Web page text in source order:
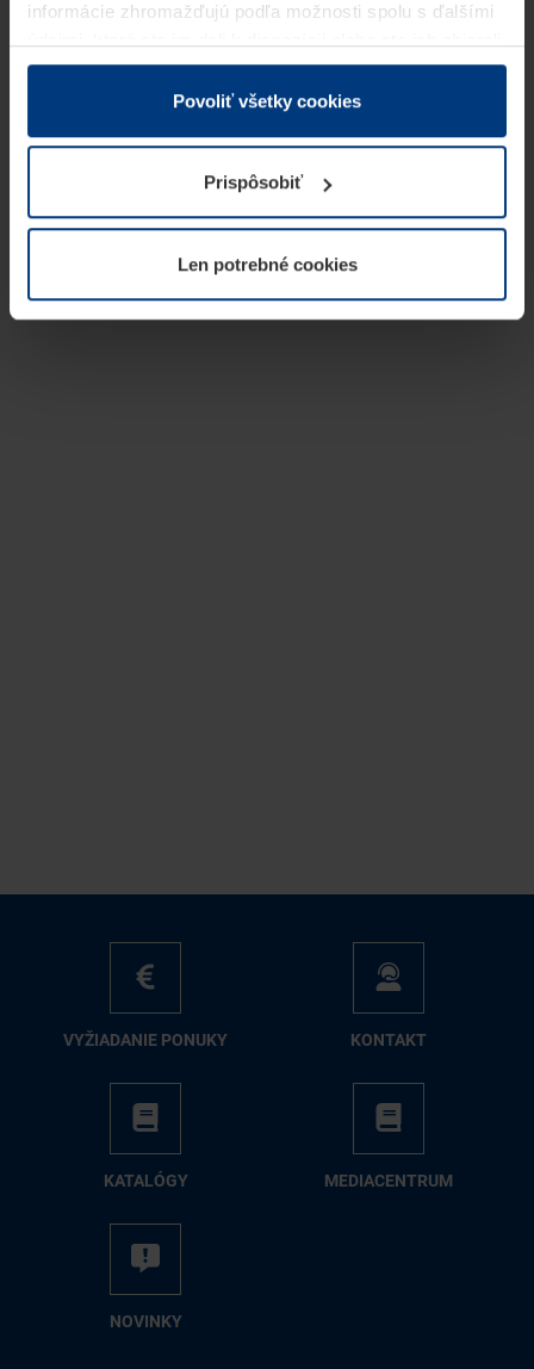
informácie zhromažďujú podľa možnosti spolu s ďalšími
v rámci Vášho využívania služieb.
Z právneho hľadiska môžeme cookies ukladať na Vašom
prevádzku tejto stránky. Pre všetky ostatné typy cookie
potrebujeme Vaše povolenie. Vaše povolenie môžete
kedykoľvek zmeniť alebo odvolať vo vysvetlení cookie
našej webovej stránky.
Povoliť všetky cookies
Prispôsobiť
Len potrebné cookies
VY­ŽIA­DA­NIE PO­NU­KY KON­TAKT
KA­TA­LÓ­GY ME­DIA­CEN­TRUM
NO­VIN­KY